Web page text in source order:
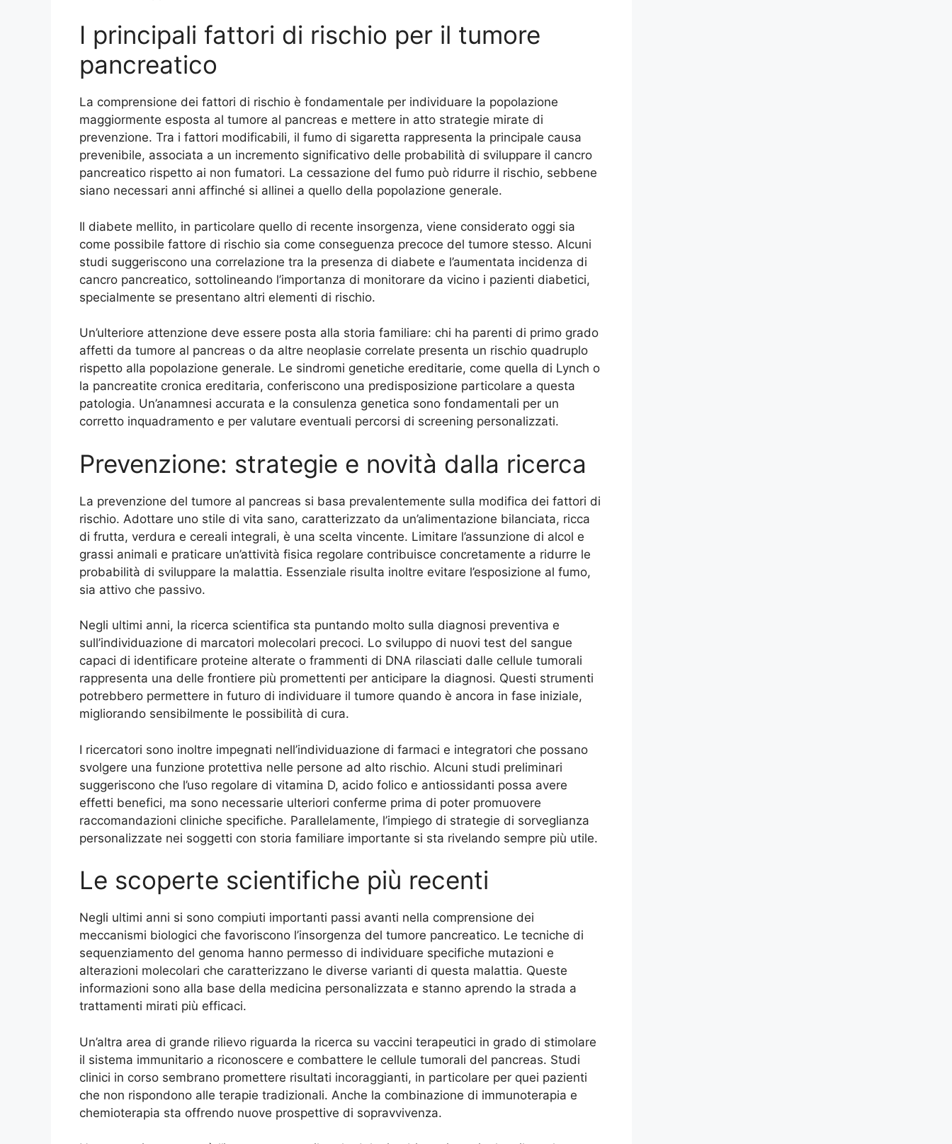
I principali fattori di rischio per il tumore
pancreatico
La comprensione dei fattori di rischio è fondamentale per individuare la popolazione
maggiormente esposta al tumore al pancreas e mettere in atto strategie mirate di
prevenzione. Tra i fattori modificabili, il fumo di sigaretta rappresenta la principale causa
prevenibile, associata a un incremento significativo delle probabilità di sviluppare il cancro
pancreatico rispetto ai non fumatori. La cessazione del fumo può ridurre il rischio, sebbene
siano necessari anni affinché si allinei a quello della popolazione generale.
Il diabete mellito, in particolare quello di recente insorgenza, viene considerato oggi sia
come possibile fattore di rischio sia come conseguenza precoce del tumore stesso. Alcuni
studi suggeriscono una correlazione tra la presenza di diabete e l’aumentata incidenza di
cancro pancreatico, sottolineando l’importanza di monitorare da vicino i pazienti diabetici,
specialmente se presentano altri elementi di rischio.
Un’ulteriore attenzione deve essere posta alla storia familiare: chi ha parenti di primo grado
affetti da tumore al pancreas o da altre neoplasie correlate presenta un rischio quadruplo
rispetto alla popolazione generale. Le sindromi genetiche ereditarie, come quella di Lynch o
la pancreatite cronica ereditaria, conferiscono una predisposizione particolare a questa
patologia. Un’anamnesi accurata e la consulenza genetica sono fondamentali per un
corretto inquadramento e per valutare eventuali percorsi di screening personalizzati.
Prevenzione: strategie e novità dalla ricerca
La prevenzione del tumore al pancreas si basa prevalentemente sulla modifica dei fattori di
rischio. Adottare uno stile di vita sano, caratterizzato da un’alimentazione bilanciata, ricca
di frutta, verdura e cereali integrali, è una scelta vincente. Limitare l’assunzione di alcol e
grassi animali e praticare un’attività fisica regolare contribuisce concretamente a ridurre le
probabilità di sviluppare la malattia. Essenziale risulta inoltre evitare l’esposizione al fumo,
sia attivo che passivo.
Negli ultimi anni, la ricerca scientifica sta puntando molto sulla diagnosi preventiva e
sull’individuazione di marcatori molecolari precoci. Lo sviluppo di nuovi test del sangue
capaci di identificare proteine alterate o frammenti di DNA rilasciati dalle cellule tumorali
rappresenta una delle frontiere più promettenti per anticipare la diagnosi. Questi strumenti
potrebbero permettere in futuro di individuare il tumore quando è ancora in fase iniziale,
migliorando sensibilmente le possibilità di cura.
I ricercatori sono inoltre impegnati nell’individuazione di farmaci e integratori che possano
svolgere una funzione protettiva nelle persone ad alto rischio. Alcuni studi preliminari
suggeriscono che l’uso regolare di vitamina D, acido folico e antiossidanti possa avere
effetti benefici, ma sono necessarie ulteriori conferme prima di poter promuovere
raccomandazioni cliniche specifiche. Parallelamente, l’impiego di strategie di sorveglianza
personalizzate nei soggetti con storia familiare importante si sta rivelando sempre più utile.
Le scoperte scientifiche più recenti
Negli ultimi anni si sono compiuti importanti passi avanti nella comprensione dei
meccanismi biologici che favoriscono l’insorgenza del tumore pancreatico. Le tecniche di
sequenziamento del genoma hanno permesso di individuare specifiche mutazioni e
alterazioni molecolari che caratterizzano le diverse varianti di questa malattia. Queste
informazioni sono alla base della medicina personalizzata e stanno aprendo la strada a
trattamenti mirati più efficaci.
Un’altra area di grande rilievo riguarda la ricerca su vaccini terapeutici in grado di stimolare
il sistema immunitario a riconoscere e combattere le cellule tumorali del pancreas. Studi
clinici in corso sembrano promettere risultati incoraggianti, in particolare per quei pazienti
che non rispondono alle terapie tradizionali. Anche la combinazione di immunoterapia e
chemioterapia sta offrendo nuove prospettive di sopravvivenza.